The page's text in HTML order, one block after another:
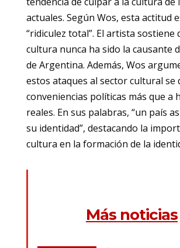
actuales. Según Wos, esta actitud
“ridiculez total”. El artista sostiene
cultura nunca ha sido la causante
de Argentina. Además, Wos
estos ataques al sector cultural se
conveniencias políticas más que a
reales. En sus palabras, “un país
su identidad”, destacando la
cultura en la formación de la
Más noticias